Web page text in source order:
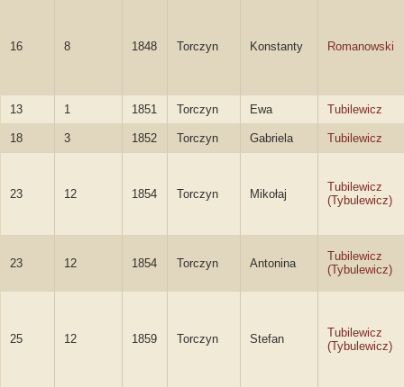
16 8 1848 Torczyn Konstanty Romanowski
13 1 1851 Torczyn Ewa Tubilewicz
18 3 1852 Torczyn Gabriela Tubilewicz
23 12 1854 Torczyn Mikołaj
Tubilewicz
(Tybulewicz)
23 12 1854 Torczyn Antonina
Tubilewicz
(Tybulewicz)
25 12 1859 Torczyn Stefan
Tubilewicz
(Tybulewicz)